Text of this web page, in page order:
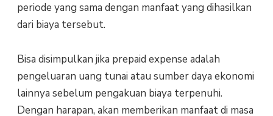
periode yang sama dengan manfaat yang dihasilkan
dari biaya tersebut.
Bisa disimpulkan jika prepaid expense adalah
pengeluaran uang tunai atau sumber daya ekonomi
lainnya sebelum pengakuan biaya terpenuhi.
Dengan harapan, akan memberikan manfaat di masa